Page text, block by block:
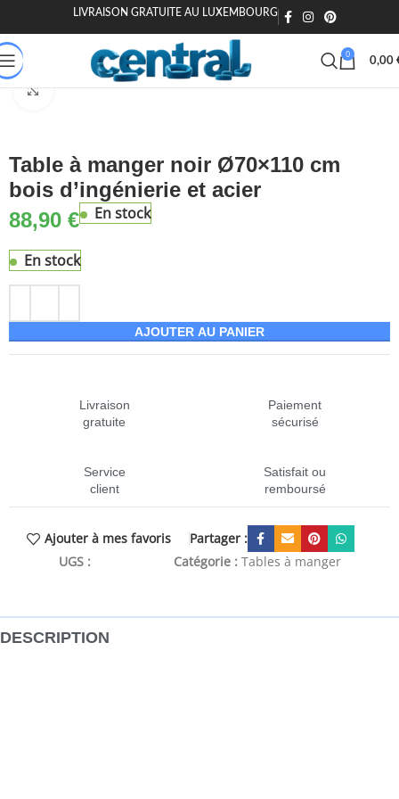
LIVRAISON GRATUITE AU LUXEMBOURG
0
0,00
Accueil Maison & Jardin Meuble Tables Tables à manger
Table à manger noir Ø70×110 cm
bois d’ingénierie et acier
88,90 € En stock
En stock
AJOUTER AU PANIER
Livraison
gratuite
Paiement
sécurisé
Service
client
Satisfait ou
remboursé
Ajouter à mes favoris
Partager :
UGS :
Catégorie : Tables à manger
DESCRIPTION
🎁 20€ offerts dès 200€ - Code : MOIEN20🏷️ 15€ dès 120€ -